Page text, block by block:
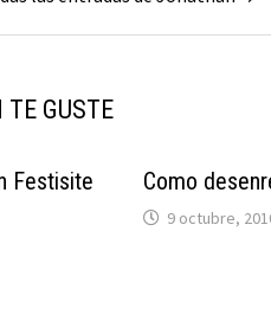
TE GUSTE
Festisite Como
9 octubre,